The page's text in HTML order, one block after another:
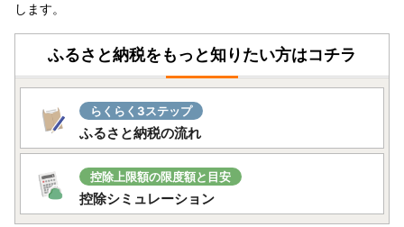
します。
ふるさと納税をもっと知りたい方はコチラ
らくらく3ステップ
ふるさと納税の流れ
控除上限額の限度額と目安
控除シミュレーション